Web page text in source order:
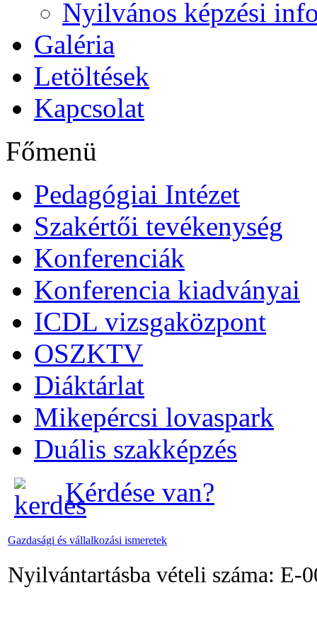
Nyilvános képzési
Galéria
Letöltések
Kapcsolat
Főmenü
Pedagógiai Intézet
Szakértői tevékenység
Konferenciák
Konferencia kiadványai
ICDL vizsgaközpont
OSZKTV
Diáktárlat
Mikepércsi lovaspark
Duális szakképzés
Kérdése van?
Gazdasági és vállalkozási ismeretek
Nyilvántartásba vételi száma: E-